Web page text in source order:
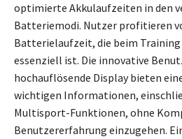
optimierte Akkulaufzeiten in den
Batteriemodi. Nutzer profitieren
Batterielaufzeit, die beim Training
essenziell ist. Die innovative
hochauflösende Display bieten
wichtigen Informationen,
Multisport-Funktionen, ohne
Benutzererfahrung einzugehen.